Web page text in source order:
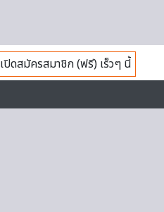
เปิดสมัครสมาชิก (ฟรี) เร็วๆ นี้